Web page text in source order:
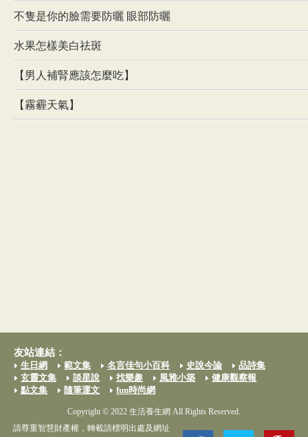
不隻是你的臉需要防曬 眼部防曬
水果怎樣美白祛斑
【男人補腎應該怎麼吃】
【霧霾天氣】
友站連結：
生日網 範文集 名言佳句小百科 史說今論
品詩集
玄靈文集
談星說 找樂趣 風雅小築
健康觀察報
點文集
隨筆運文 fun時尚網
Copyright © 2022 生活養生網 All Rights Reserved.
請尊重智慧財產權，轉載請標明出處及網址